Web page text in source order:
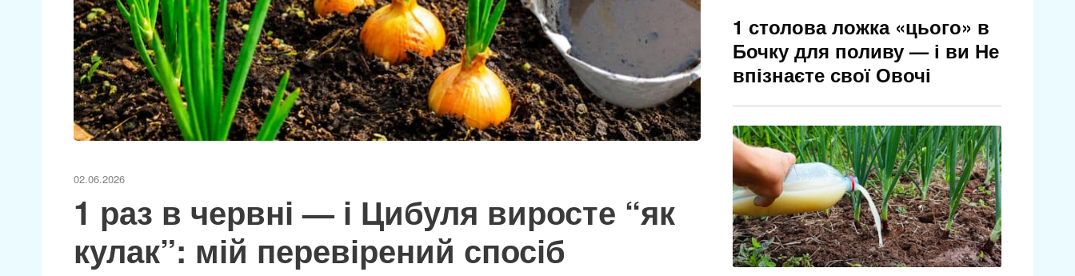
02.06.2026
1 раз в червні — і Цибуля виросте “як
кулак”: мій перевірений спосіб
1 столова ложка «цього» в
Бочку для поливу — і ви Не
впізнаєте свої Овочі